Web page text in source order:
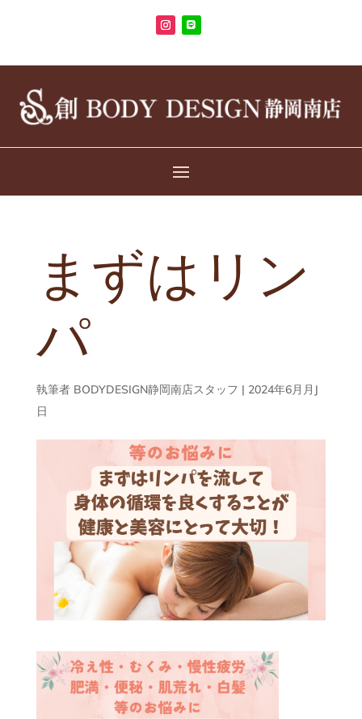
まずはリン
パ
執筆者 BODYDESIGN静岡南店スタッフ | 2024年6月月J
日